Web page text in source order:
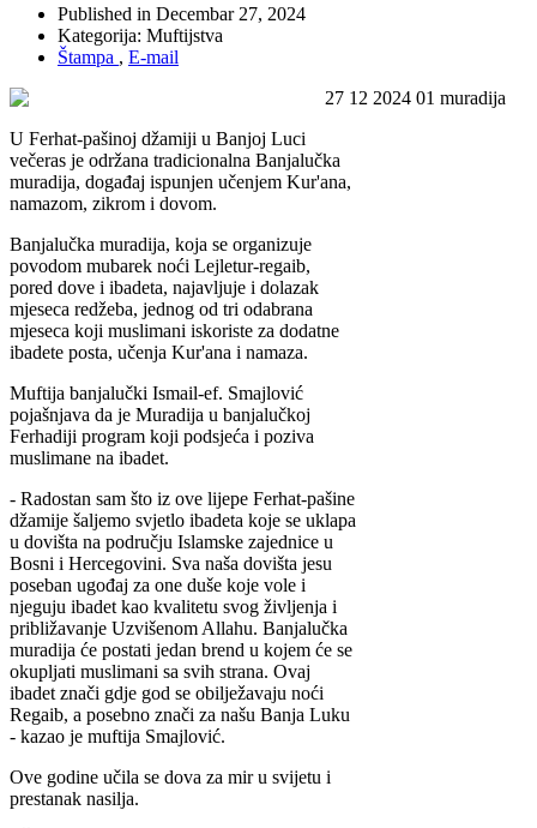
Published in Decembar 27, 2024
Kategorija: Muftijstva
Štampa , E-mail
U Ferhat-pašinoj džamiji u Banjoj Luci
večeras je održana tradicionalna Banjalučka
muradija, događaj ispunjen učenjem Kur'ana,
namazom, zikrom i dovom.
Banjalučka muradija, koja se organizuje
povodom mubarek noći Lejletur-regaib,
pored dove i ibadeta, najavljuje i dolazak
mjeseca redžeba, jednog od tri odabrana
mjeseca koji muslimani iskoriste za dodatne
ibadete posta, učenja Kur'ana i namaza.
Muftija banjalučki Ismail-ef. Smajlović
pojašnjava da je Muradija u banjalučkoj
Ferhadiji program koji podsjeća i poziva
muslimane na ibadet.
- Radostan sam što iz ove lijepe Ferhat-pašine
džamije šaljemo svjetlo ibadeta koje se uklapa
u dovišta na području Islamske zajednice u
Bosni i Hercegovini. Sva naša dovišta jesu
poseban ugođaj za one duše koje vole i
njeguju ibadet kao kvalitetu svog življenja i
približavanje Uzvišenom Allahu. Banjalučka
muradija će postati jedan brend u kojem će se
okupljati muslimani sa svih strana. Ovaj
ibadet znači gdje god se obilježavaju noći
Regaib, a posebno znači za našu Banja Luku
- kazao je muftija Smajlović.
Ove godine učila se dova za mir u svijetu i
prestanak nasilja.